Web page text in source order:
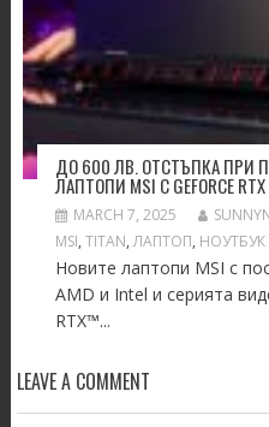
ДО 600 ЛВ. ОТСТЪПКА ПРИ
ЛАПТОПИ MSI С GEFORCE
MARCH 7, 2025
MSI, TITAN,ЛАПТОП, НОУТБУК
Новите лаптопи MSI с
AMD и Intel и серията
RTX™...
LEAVE A COMMENT